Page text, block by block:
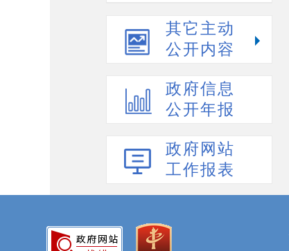
其它主动
公开内容
政府信息
公开年报
政府网站
工作报表